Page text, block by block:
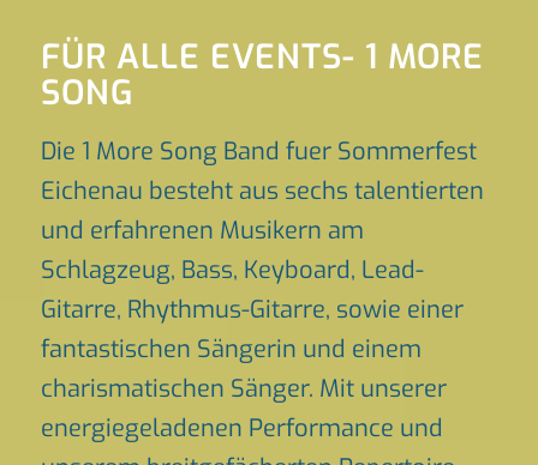
FÜR ALLE EVENTS- 1 MORE
SONG
Die 1 More Song Band fuer Sommerfest
Eichenau besteht aus sechs talentierten
und erfahrenen Musikern am
Schlagzeug, Bass, Keyboard, Lead-
Gitarre, Rhythmus-Gitarre, sowie einer
fantastischen Sängerin und einem
charismatischen Sänger. Mit unserer
energiegeladenen Performance und